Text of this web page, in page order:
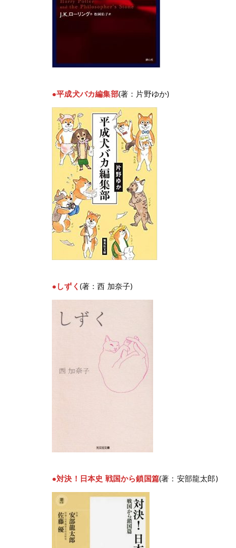
●平成犬バカ編集部(著：片野ゆか)
●しずく (著：西 加奈子)
●対決！日本史 戦国から鎖国篇(著：安部龍太郎)